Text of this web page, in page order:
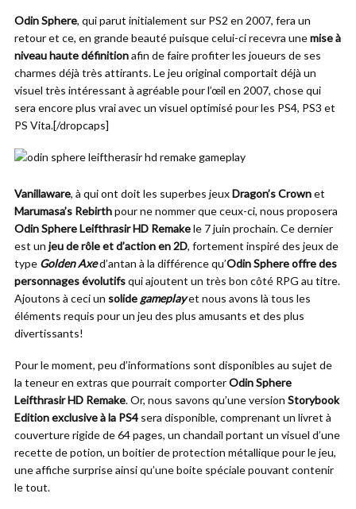
Odin Sphere, qui parut initialement sur PS2 en 2007, fera un
retour et ce, en grande beauté puisque celui-ci recevra unemise à
niveau haute définitionafin de faire profiter les joueurs de ses
charmes déjà très attirants. Le jeu original comportait déjà un
visuel très intéressant à agréable pour l’œil en 2007, chose qui
sera encore plus vrai avec un visuel optimisé pour les PS4, PS3 et
PS Vita.[/dropcaps]
Vanillaware, à qui ont doit les superbes jeuxDragon’s Crownet
Marumasa’s Rebirthpour ne nommer que ceux-ci, nous proposera
Odin Sphere Leifthrasir HD Remakele 7 juin prochain. Ce dernier
est un jeu de rôle et d’action en 2D, fortement inspiré des jeux de
type Golden Axed’antan à la différence qu’Odin Sphere offre des
personnages évolutifsqui ajoutent un très bon côté RPG au titre.
Ajoutons à ceci un solide gameplayet nous avons là tous les
éléments requis pour un jeu des plus amusants et des plus
divertissants!
Pour le moment, peu d’informations sont disponibles au sujet de
la teneur en extras que pourrait comporterOdin Sphere
Leifthrasir HD Remake. Or, nous savons qu’une version Storybook
Edition exclusive à la PS4 sera disponible, comprenant un livret à
couverture rigide de 64 pages, un chandail portant un visuel d’une
recette de potion, un boitier de protection métallique pour le jeu,
une affiche surprise ainsi qu’une boite spéciale pouvant contenir
le tout.